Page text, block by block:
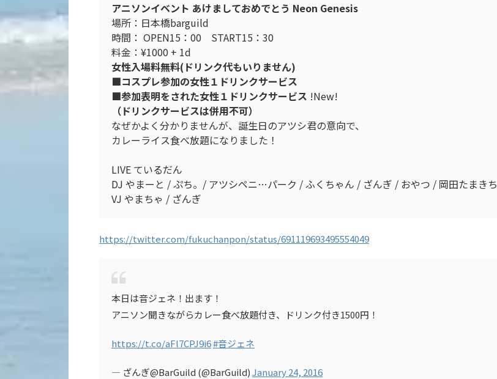
アニソンイベント あけましておめでとう Neon Genesis
場所：日本橋barguild
時間： OPEN15：00 START15：30
料金：¥1000 + 1d
女性入場料無料(ドリンク代もいりません)
■コスプレ参加の女性１ドリンクサービス
■参加表明をされた女性１ドリンクサービス !New!
（ドリンクサービスは併用不可）
なぜかよく分かりませんが、誕生日のアツシ君の意向で、
カレーライス食べ放題になりました！
LIVE ているだん
DJ やまーと / ぷち。/ アツシペニ…パーク / ふくちゃん / ざんぎ / おやつ / 岡田たまきち
VJ やまちゃ / ざんぎ
https://twitter.com/fukuchanpon/status/691119693495554049
本日は音ジェネ！出ます！
アニソン聞きながらカレー食べ放題付き、ドリンク付き1500円！
https://t.co/aFl7CPJ9i6#音ジェネ
— ざんぎ@BarGuild (@BarGuild)January 24, 2016